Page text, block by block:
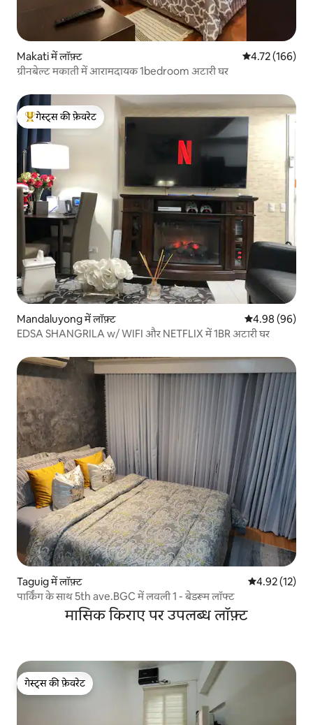
Makati में लॉफ़्ट औसत रेटिंग 5 में से
4.72 (166)
ग्रीनबेल्ट मकाती में आरामदायक 1bedroom अटारी घर
गेस्ट्स का टॉप फ़ेवरेट
गेस्ट्स की फ़ेवरेट
Mandaluyong में लॉफ़्ट औसत रेटिंग 5 में
4.98 (96)
EDSA SHANGRILA w/ WIFI और NETFLIX में 1BR अटारी घर
Taguig में लॉफ़्ट औसत रेटिंग 5 में
4.92 (12)
पार्किंग के साथ 5th ave.BGC में लवली 1 - बेडरूम लॉफ्ट
मासिक किराए पर उपलब्ध लॉफ़्ट
गेस्ट्स की फ़ेवरेट
गेस्ट्स की फ़ेवरेट